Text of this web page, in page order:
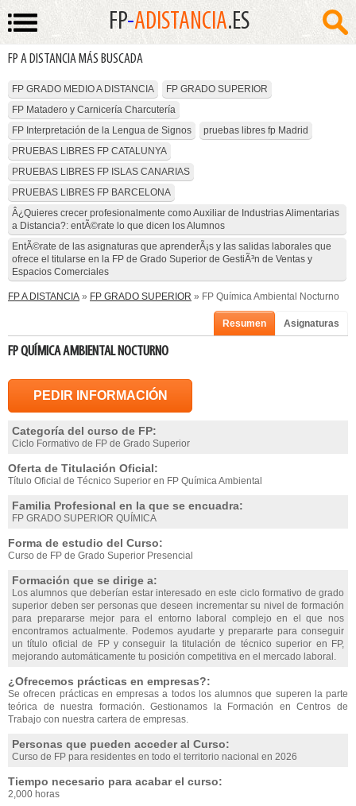
FP-ADISTANCIA.ES
FP A DISTANCIA MÁS BUSCADA
FP GRADO MEDIO A DISTANCIA
FP GRADO SUPERIOR
FP Matadero y Carnicería Charcutería
FP Interpretación de la Lengua de Signos
pruebas libres fp Madrid
PRUEBAS LIBRES FP CATALUNYA
PRUEBAS LIBRES FP ISLAS CANARIAS
PRUEBAS LIBRES FP BARCELONA
Â¿Quieres crecer profesionalmente como Auxiliar de Industrias Alimentarias
a Distancia?: entÃ©rate lo que dicen los Alumnos
EntÃ©rate de las asignaturas que aprenderÃ¡s y las salidas laborales que
ofrece el titularse en la FP de Grado Superior de GestiÃ³n de Ventas y
Espacios Comerciales
FP A DISTANCIA » FP GRADO SUPERIOR » FP Química Ambiental Nocturno
Resumen Asignaturas
FP QUÍMICA AMBIENTAL NOCTURNO
PEDIR INFORMACIÓN
Categoría del curso de FP:
Ciclo Formativo de FP de Grado Superior
Oferta de Titulación Oficial:
Título Oficial de Técnico Superior en FP Química Ambiental
Familia Profesional en la que se encuadra:
FP GRADO SUPERIOR QUÍMICA
Forma de estudio del Curso:
Curso de FP de Grado Superior Presencial
Formación que se dirige a:
Los alumnos que deberían estar interesado en este ciclo formativo de grado
superior deben ser personas que deseen incrementar su nivel de formación
para prepararse mejor para el entorno laboral complejo en el que nos
encontramos actualmente. Podemos ayudarte y prepararte para conseguir
un título oficial de FP y conseguir la titulación de técnico superior en FP,
mejorando automáticamente tu posición competitiva en el mercado laboral.
¿Ofrecemos prácticas en empresas?:
Se ofrecen prácticas en empresas a todos los alumnos que superen la parte
teórica de nuestra formación. Gestionamos la Formación en Centros de
Trabajo con nuestra cartera de empresas.
Personas que pueden acceder al Curso:
Curso de FP para residentes en todo el territorio nacional en 2026
Tiempo necesario para acabar el curso:
2,000 horas